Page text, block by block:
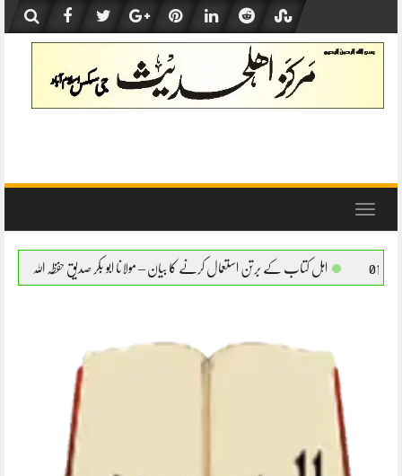
content
Toggle
برتن استعمال کرنے کا بیان – مولانا ابو بکر صدیق حفظہ اللہ اہل کتاب کے برتن